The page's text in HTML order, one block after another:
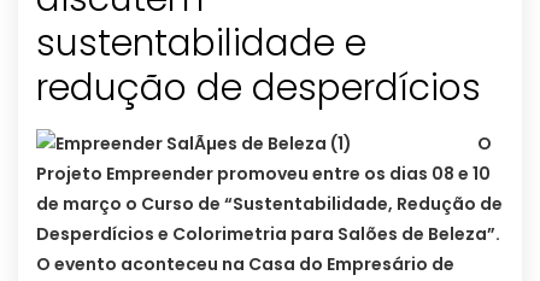
sustentabilidade e
O
Projeto Empreender promoveu entre os dias 08 e 10
de março o Curso de “Sustentabilidade, Redução de
Desperdícios e Colorimetria para Salões de Beleza”.
O evento aconteceu na Casa do Empresário de